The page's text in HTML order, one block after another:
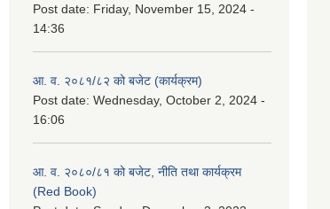
Post date: Friday, November 15, 2024 -
14:36
आ. व. २०८१/८२ को बजेट (कार्यक्रम)
Post date: Wednesday, October 2, 2024 -
16:06
आ. व. २०८०/८१ को बजेट, नीति तथा कार्यक्रम
(Red Book)